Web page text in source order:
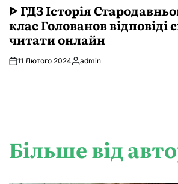
Уᐈ ГДЗ Історія
клас Голованов відповіді
читати онлайн
11 Лютого 2024Опубліковано
admin
Більше від